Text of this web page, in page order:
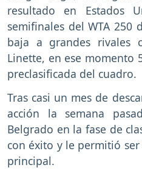
resultado en Estados
semifinales del WTA 250
baja a grandes rivales
Linette, en ese momento
preclasificada del cuadro.
Tras casi un mes de
acción la semana
Belgrado en la fase de
con éxito y le permitió
principal.